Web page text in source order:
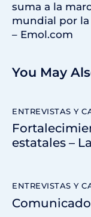
suma a la
mundial por la
– Emol.com
You May
ENTREVISTAS Y
estatales –
ENTREVISTAS Y